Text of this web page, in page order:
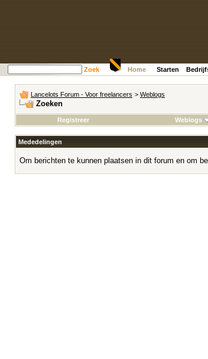
Zoek Home Starten
Lancelots Forum - Voor freelancers > Weblogs
Zoeken
Registreer
Weblogs
Mededelingen
Om berichten te kunnen plaatsen in dit forum en om